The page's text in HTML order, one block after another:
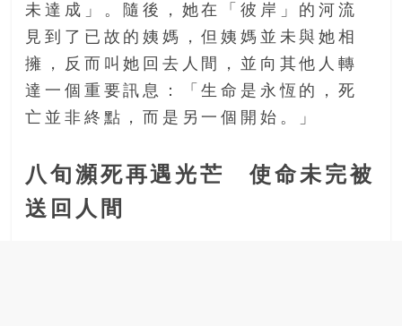
未達成」。隨後，她在「彼岸」的河流
見到了已故的姨媽，但姨媽並未與她相
擁，反而叫她回去人間，並向其他人轉
達一個重要訊息：「生命是永恆的，死
亡並非終點，而是另一個開始。」
八旬瀕死再遇光芒 使命未完被
送回人間